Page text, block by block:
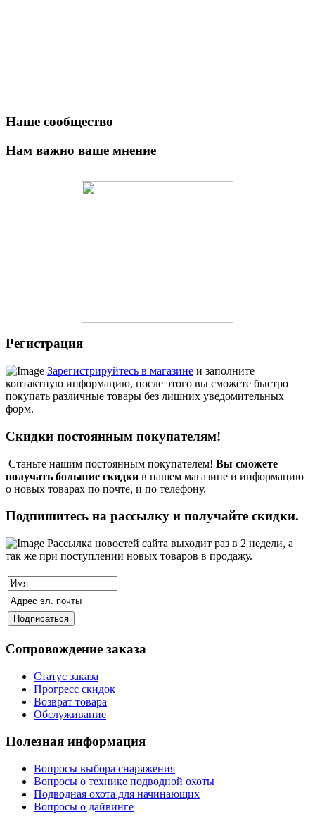
Наше сообщество
Нам важно ваше мнение
Регистрация
Зарегистрируйтесь в магазине и заполните
контактную информацию, после этого вы сможете быстро
покупать различные товары без лишних уведомительных
форм.
Скидки постоянным покупателям!
Станьте нашим постоянным покупателем! Вы сможете
получать большие скидки в нашем магазине и информацию
о новых товарах по почте, и по телефону.
Подпишитесь на рассылку и получайте скидки.
Рассылка новостей сайта выходит раз в 2 недели, а
так же при поступлении новых товаров в продажу.
Сопровождение заказа
Статус заказа
Прогресс скидок
Возврат товара
Обслуживание
Полезная информация
Вопросы выбора снаряжения
Вопросы о технике подводной охоты
Подводная охота для начинающих
Вопросы о дайвинге